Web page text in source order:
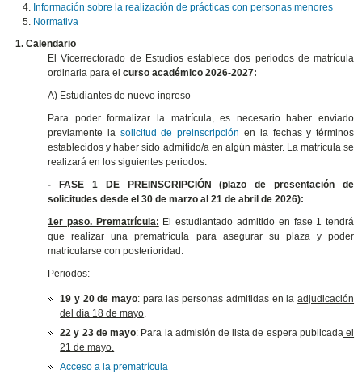
Información sobre la realización de prácticas con personas menores
Normativa
1. Calendario
El Vicerrectorado de Estudios establece dos periodos de matrícula
ordinaria para elcurso académico 2026-2027:
A) Estudiantes de nuevo ingreso
Para poder formalizar la matrícula, es necesario haber enviado
previamente la solicitud de preinscripción en la fechas y términos
establecidos y haber sido admitido/a en algún máster. La matrícula se
realizará en los siguientes periodos:
- FASE 1 DE PREINSCRIPCIÓN (plazo de presentación de
solicitudes desde el 30 de marzo al 21 de abril de 2026):
1er paso. Prematrícula: El estudiantado admitido en fase 1 tendrá
que realizar una prematrícula para asegurar su plaza y poder
matricularse con posterioridad.
Periodos:
19 y 20 de mayo: para las personas admitidas en laadjudicación
del día 18 de mayo.
22 y 23 de mayo: Para la admisión de lista de espera publicadael
21 de mayo.
Acceso a la prematrícula